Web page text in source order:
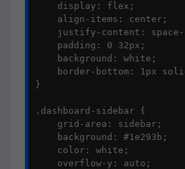
    display: flex;
    align-items: center;
justify-content:
    padding: 0 32px;
    background: white;
border-bottom: 1px
}
.dashboard-sidebar {
    grid-area: sidebar;
    background: #1e293b;
    color: white;
    overflow-y: auto;